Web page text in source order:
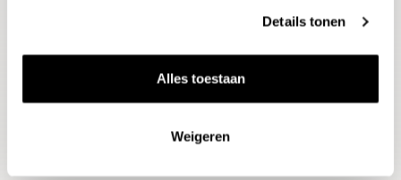
Details tonen
Alles toestaan
WeigerenThema's